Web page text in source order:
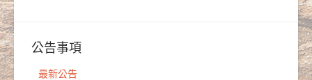
公告事項
最新公告